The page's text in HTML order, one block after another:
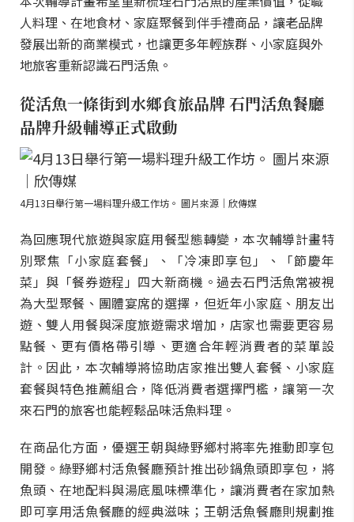
人料理、在地食材、家庭聚餐到伴手禮商品，讓老品牌
發展出新的商業模式，也讓更多年輕族群、小家庭與外
地旅客重新認識石門活魚。
從活魚一條街到水鄉食旅品牌 石門活魚餐廳
品牌升級輔導正式啟動
4月13日舉行第一場料理升級工作坊。 圖片來源｜欣傳媒
為回應現代旅遊與家庭用餐型態轉變，本次輔導計畫特
別聚焦「小家庭套餐」、「冷凍即享包」、「節慶年
菜」與「餐券遊程」四大新商機。過去石門活魚常被視
為大型聚餐、團體宴席的選擇，但近年小家庭、朋友出
遊、雙人用餐與深度旅遊需求增加，店家也需要更容易
點餐、更有價格帶引導、更適合年輕消費者的菜單設
計。因此，本次輔導將協助店家推出雙人套餐、小家庭
套餐與特色推薦組合，降低消費者選擇門檻，讓第一次
來石門的旅客也能輕鬆品味活魚料理。
在商品化方面，優選王朝與綠野鄉村將率先推動即享包
開發。綠野鄉村活魚餐廳預計推出砂鍋魚頭即享包，將
魚頭、在地配料與湯底風味標準化，讓消費者在家加熱
即可享用活魚餐廳的經典滋味；王朝活魚餐廳則規劃推